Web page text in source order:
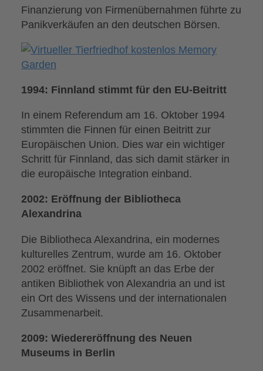
Finanzierung von Firmenübernahmen führte zu
Panikverkäufen an den deutschen Börsen.
1994: Finnland stimmt für den EU-Beitritt
In einem Referendum am 16. Oktober 1994
stimmten die Finnen für einen Beitritt zur
Europäischen Union. Dies war ein wichtiger
Schritt für Finnland, das sich damit stärker in
die europäische Integration einband.
2002: Eröffnung der Bibliotheca
Alexandrina
Die Bibliotheca Alexandrina, ein modernes
kulturelles Zentrum, wurde am 16. Oktober
2002 eröffnet. Sie knüpft an das Erbe der
antiken Bibliothek von Alexandria an und ist
ein Ort des Wissens und der internationalen
Zusammenarbeit.
2009: Wiedereröffnung des Neuen
Museums in Berlin